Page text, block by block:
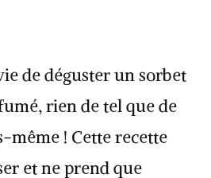
de déguster un sorbet
rien de tel que de
même ! Cette recette
et ne prend que